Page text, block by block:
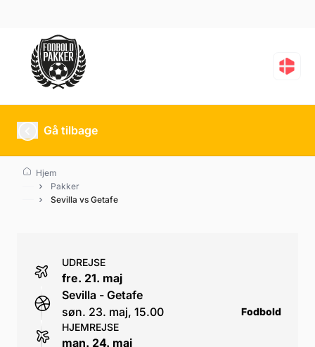
Sevilla vs Getafe
Gå tilbage
Hjem
Pakker
Sevilla vs Getafe
UDREJSE
fre. 21. maj
Sevilla - Getafe
søn. 23. maj, 15.00
Fodbold
HJEMREJSE
man. 24. maj